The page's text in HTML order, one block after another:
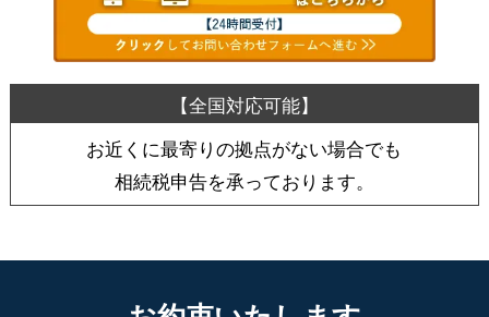
お近くに最寄りの拠点がない場合でも
相続税申告を承っております。